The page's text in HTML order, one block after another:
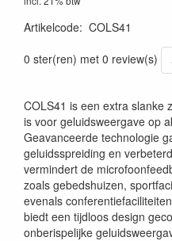
Artikelcode: COLS41
0 ster(ren) met 0 review(s)
COLS41 is een extra slanke
is voor geluidsweergave op
Geavanceerde technologie
geluidsspreiding en
vermindert de
zoals gebedshuizen,
evenals
biedt een tijdloos design
onberispelijke